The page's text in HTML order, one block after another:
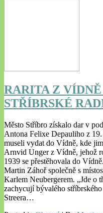
RARITA Z
STŘÍBRSKÉ
Město Stříbro získalo dar v
Antona Felixe Depauliho z
museli vydat do Vídně, kde
Arnvid Unger z Vídně, jehož
1939 se přestěhovala do
Martin Záhoř společně s
Karlem Neubergerem. „Jde o
zachycují bývalého
Streera…